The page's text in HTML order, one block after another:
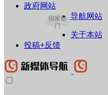
政府网站
国家部
门
导航网站
关于本站
投稿+反馈